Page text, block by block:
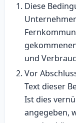
Diese
und
Vor
Text dieser
Ist dies
angegeben,